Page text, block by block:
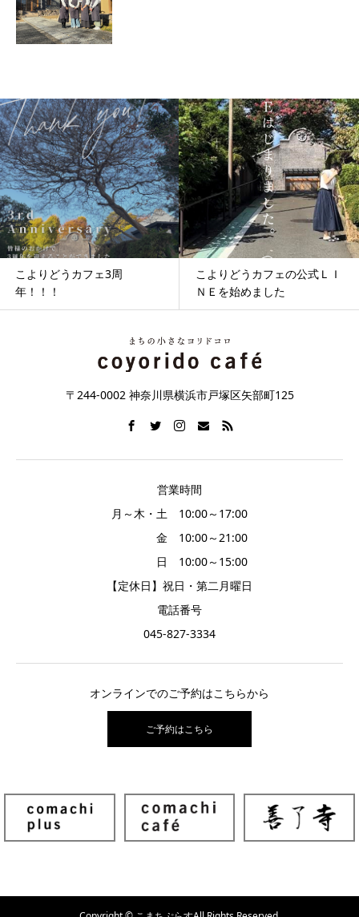
こよりどうカフェの公式ＬＩ
ＮＥを始めました
メイちゃんとチャイ 最終話
②
〒244-0002 神奈川県横浜市戸塚区矢部町125
営業時間
月～木・土 10:00～17:00
金 10:00～21:00
日 10:00～15:00
【定休日】祝日・第二月曜日
電話番号
045-827-3334
オンラインでのご予約はこちらから
ご予約はこちら